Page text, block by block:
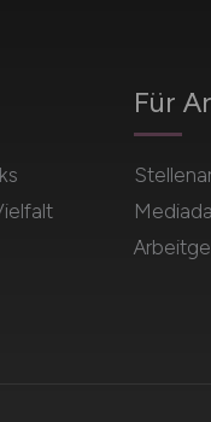
Für